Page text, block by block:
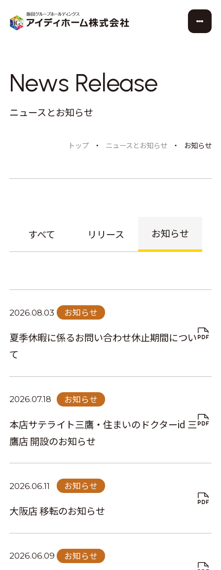
News Release
ニュースとお知らせ
トップ ニュースとお知らせ お知らせ
すべて リリース お知らせ
2026.08.03 お知らせ
夏季休暇に係るお問い合わせ休止期間につい
て
2026.07.18 お知らせ
本店サテライト三鷹・住まいのドクターid 三
鷹店 開設のお知らせ
2026.06.11 お知らせ
大阪店 移転のお知らせ
2026.06.09 お知らせ